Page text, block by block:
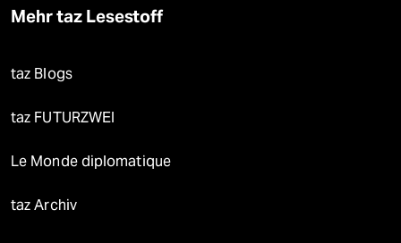
Mehr taz Lesestoff
taz Blogs
taz FUTURZWEI
Le Monde diplomatique
taz Archiv